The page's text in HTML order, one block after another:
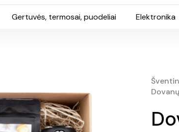
Gertuvės, termosai, puodeliai Elektronika